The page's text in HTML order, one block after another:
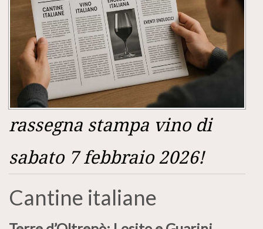
rassegna stampa vino di
sabato 7 febbraio 2026!
Cantine italiane